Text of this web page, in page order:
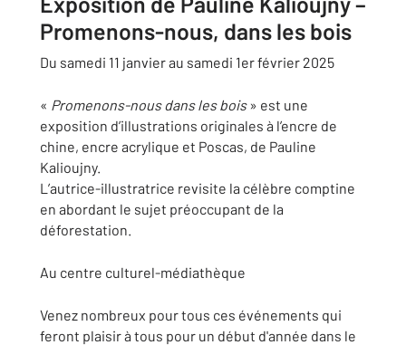
Promenons-nous, dans les bois
Du samedi 11 janvier au samedi 1er février 2025
« Promenons-nous dans les bois» est une
exposition d’illustrations originales à l’encre de
chine, encre acrylique et Poscas, de Pauline
Kalioujny.
L’autrice-illustratrice revisite la célèbre comptine
en abordant le sujet préoccupant de la
déforestation.
Au centre culturel-médiathèque
Venez nombreux pour tous ces événements qui
feront plaisir à tous pour un début d'année dans le